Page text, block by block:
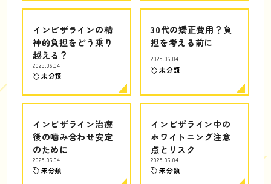
インビザラインの精
神的負担をどう乗り
越える？
2025.06.04
未分類
30代の矯正費用？負
担を考える前に
2025.06.04
未分類
インビザライン治療
後の噛み合わせ安定
のために
2025.06.04
未分類
インビザライン中の
ホワイトニング注意
点とリスク
2025.06.04
未分類